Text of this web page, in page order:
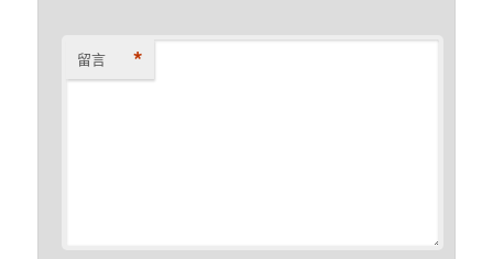
留言 *